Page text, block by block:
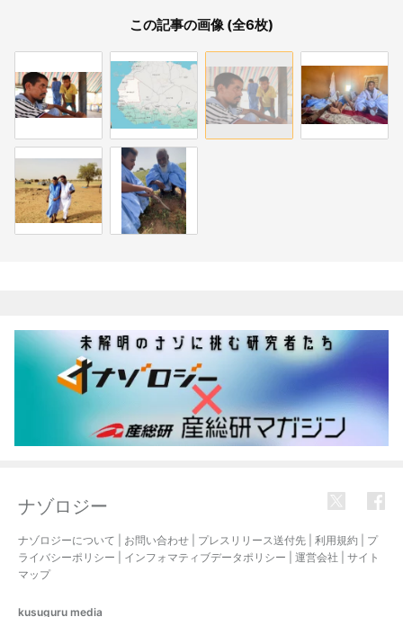
この記事の画像 (全6枚)
ナゾロジー
ナゾロジーについて お問い合わせ プレスリリース送付先 利用規約
プ
ライバシーポリシー
インフォマティブデータポリシー 運営会社
サイト
マップ
kusuguru media